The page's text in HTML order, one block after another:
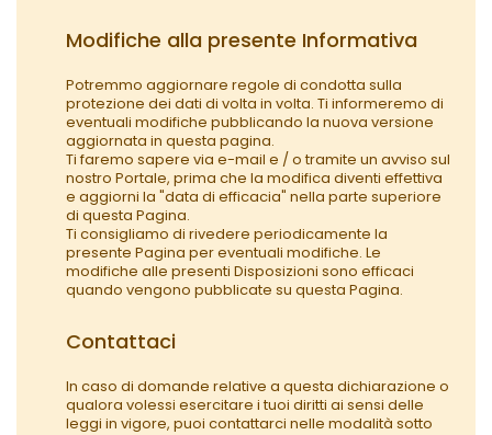
Modifiche alla presente Informativa
Potremmo aggiornare regole di condotta sulla
protezione dei dati di volta in volta. Ti informeremo di
eventuali modifiche pubblicando la nuova versione
aggiornata in questa pagina.
Ti faremo sapere via e-mail e / o tramite un avviso sul
nostro Portale, prima che la modifica diventi effettiva
e aggiorni la "data di efficacia" nella parte superiore
di questa Pagina.
Ti consigliamo di rivedere periodicamente la
presente Pagina per eventuali modifiche. Le
modifiche alle presenti Disposizioni sono efficaci
quando vengono pubblicate su questa Pagina.
Contattaci
In caso di domande relative a questa dichiarazione o
qualora volessi esercitare i tuoi diritti ai sensi delle
leggi in vigore, puoi contattarci nelle modalità sotto